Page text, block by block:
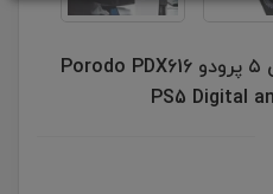
فن خنک کننده پلی استیشن ۵ پرودو Porodo PDX616
PS5 Digital